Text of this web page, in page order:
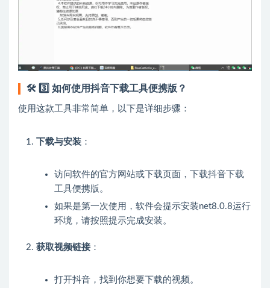
🛠️ 3️⃣ 如何使用抖音下载工具便携版？
使用这款工具非常简单，以下是详细步骤：
下载与安装 ：
访问软件的官方网站或下载页面，下载抖音下载
工具便携版。
如果是第一次使用，软件会提示安装net8.0.8运行
环境，请按照提示完成安装。
获取视频链接 ：
打开抖音，找到你想要下载的视频。